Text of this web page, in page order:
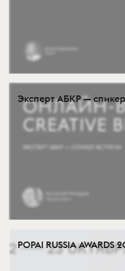
Эксперт АБКР — спикер
POPAI RUSSIA